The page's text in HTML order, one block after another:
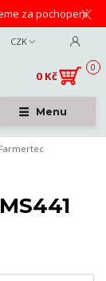
za pochopení
Menu
CZK
0
0 Kč